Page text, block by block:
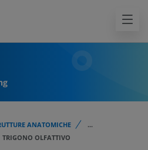
ANATOMICHE
...
TRIGONO OLFATTIVO